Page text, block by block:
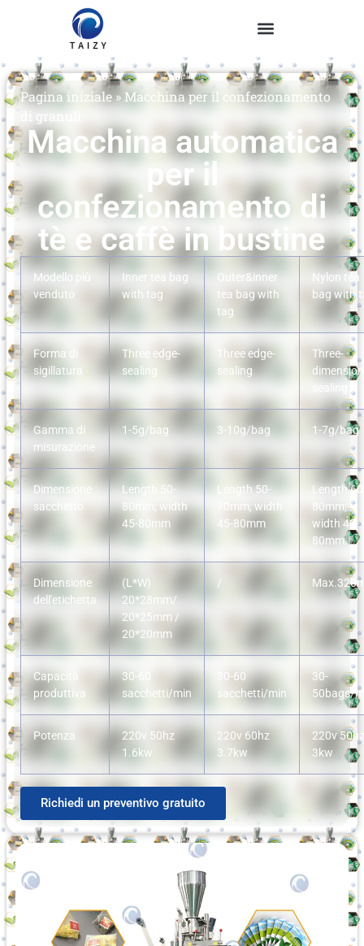
Pagina iniziale» Macchina per il confezionamento
di granuli
Macchina automatica
per il
confezionamento di
tè e caffè in bustine
Modello più
venduto
Inner tea bag
with tag
Outer&inner
tea bag with
tag
Nylon tea
bag with
Forma di
sigillatura
Three edge-
sealing
Three edge-
sealing
Three-
sealing
Gamma di
misurazione
1-5g/bag 3-10g/bag 1-7g/bag
Dimensione
sacchetto
Length 50-
80mm; width
45-80mm
Length 50-
70mm; width
45-80mm
Length
80mm;
width 40-
80mm
Dimensione
dell'etichetta
(L*W)
20*28mm/
20*25mm /
20*20mm
/
Capacità
produttiva
30-60
sacchetti/min
30-60
sacchetti/min
30-
50bags/
Potenza
220v 50hz
1.6kw
220v 60hz
3.7kw
220v 50hz
3kw
Richiedi un preventivo gratuito